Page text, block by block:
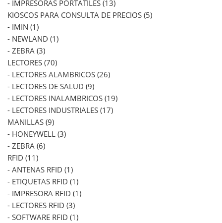
- IMPRESORAS PORTATILES (13)
KIOSCOS PARA CONSULTA DE PRECIOS (5)
- IMIN (1)
- NEWLAND (1)
- ZEBRA (3)
LECTORES (70)
- LECTORES ALAMBRICOS (26)
- LECTORES DE SALUD (9)
- LECTORES INALAMBRICOS (19)
- LECTORES INDUSTRIALES (17)
MANILLAS (9)
- HONEYWELL (3)
- ZEBRA (6)
RFID (11)
- ANTENAS RFID (1)
- ETIQUETAS RFID (1)
- IMPRESORA RFID (1)
- LECTORES RFID (3)
- SOFTWARE RFID (1)